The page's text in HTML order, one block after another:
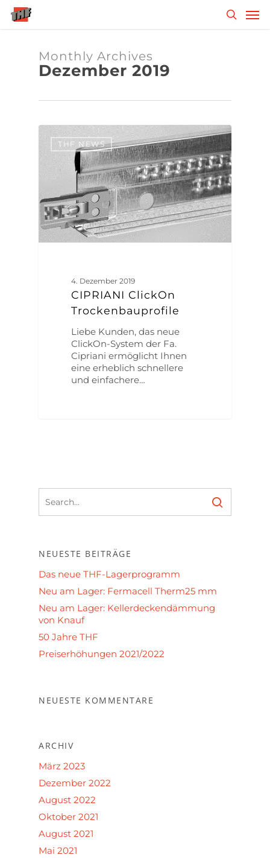
Skip
Monthly Archives
Dezember 2019
THF NEWS
4. Dezember 2019
CIPRIANI ClickOn
Trockenbauprofile
Liebe Kunden, das neue
ClickOn-System der Fa.
Cipriani ermöglicht Ihnen
eine erheblich schnellere
und einfachere…
NEUESTE BEITRÄGE
Das neue THF-Lagerprogramm
Neu am Lager: Fermacell Therm25 mm
Neu am Lager: Kellerdeckendämmung
von Knauf
50 Jahre THF
Preiserhöhungen 2021/2022
NEUESTE KOMMENTARE
ARCHIV
März 2023
Dezember 2022
August 2022
Oktober 2021
August 2021
Mai 2021